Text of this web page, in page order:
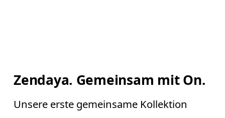
Zendaya. Gemeinsam mit On.
Unsere erste gemeinsame Kollektion